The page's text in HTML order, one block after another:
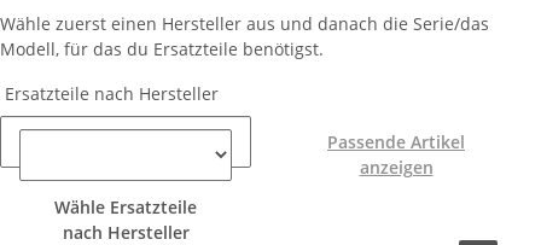
Wähle zuerst einen Hersteller aus und danach die Serie/das
Modell, für das du Ersatzteile benötigst.
Ersatzteile nach Hersteller
Wähle Ersatzteile
nach Hersteller
Passende Artikel
anzeigen